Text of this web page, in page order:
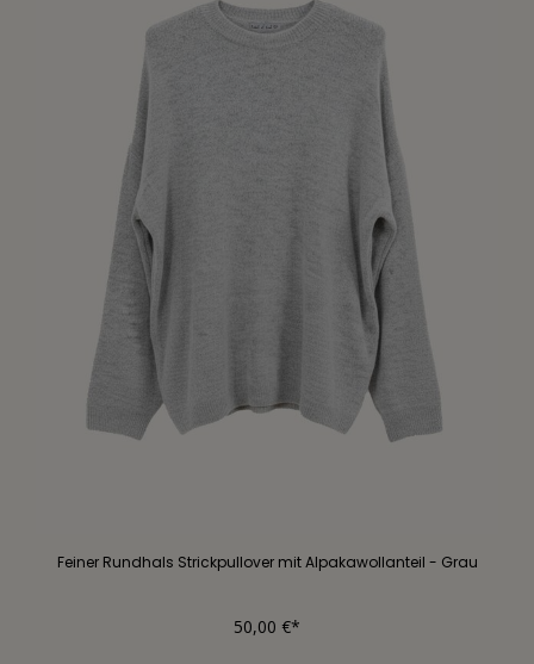
Feiner Rundhals Strickpullover mit Alpakawollanteil - Grau
50,00 €*